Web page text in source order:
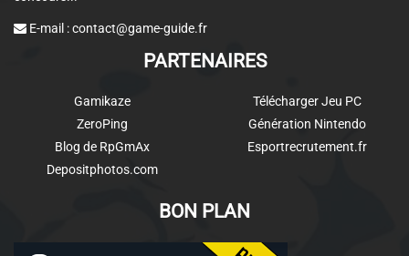
E-mail :contact@game-guide.fr
PARTENAIRES
Gamikaze
ZeroPing
Blog de RpGmAx
Depositphotos.com
Télécharger Jeu PC
Génération Nintendo
Esportrecrutement.fr
BON PLAN